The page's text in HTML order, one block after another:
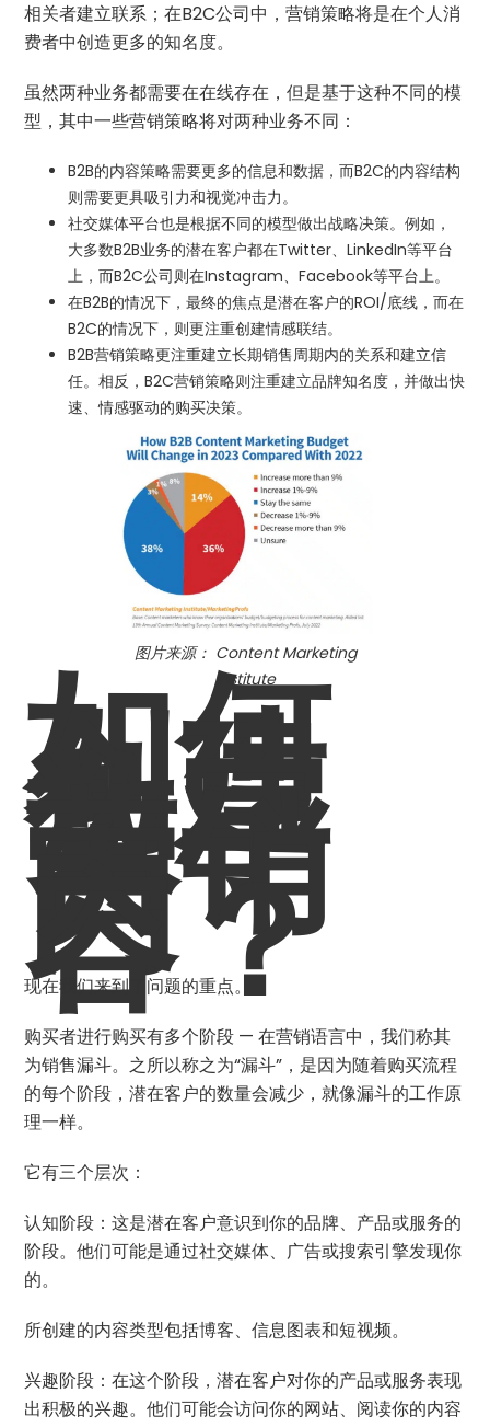
相关者建立联系；在B2C公司中，营销策略将是在个人消
费者中创造更多的知名度。
虽然两种业务都需要在在线存在，但是基于这种不同的模
型，其中一些营销策略将对两种业务不同：
B2B的内容策略需要更多的信息和数据，而B2C的内容结构
则需要更具吸引力和视觉冲击力。
社交媒体平台也是根据不同的模型做出战略决策。例如，
大多数B2B业务的潜在客户都在Twitter、LinkedIn等平台
上，而B2C公司则在Instagram、Facebook等平台上。
在B2B的情况下，最终的焦点是潜在客户的ROI/底线，而在
B2C的情况下，则更注重创建情感联结。
B2B营销策略更注重建立长期销售周期内的关系和建立信
任。相反，B2C营销策略则注重建立品牌知名度，并做出快
速、情感驱动的购买决策。
图片来源： Content Marketing
Institute
如何
创建
数字
营销
内
容？
现在我们来到了问题的重点。
购买者进行购买有多个阶段 — 在营销语言中，我们称其
为销售漏斗。之所以称之为“漏斗”，是因为随着购买流程
的每个阶段，潜在客户的数量会减少，就像漏斗的工作原
理一样。
它有三个层次：
认知阶段：这是潜在客户意识到你的品牌、产品或服务的
阶段。他们可能是通过社交媒体、广告或搜索引擎发现你
的。
所创建的内容类型包括博客、信息图表和短视频。
兴趣阶段：在这个阶段，潜在客户对你的产品或服务表现
出积极的兴趣。他们可能会访问你的网站、阅读你的内容